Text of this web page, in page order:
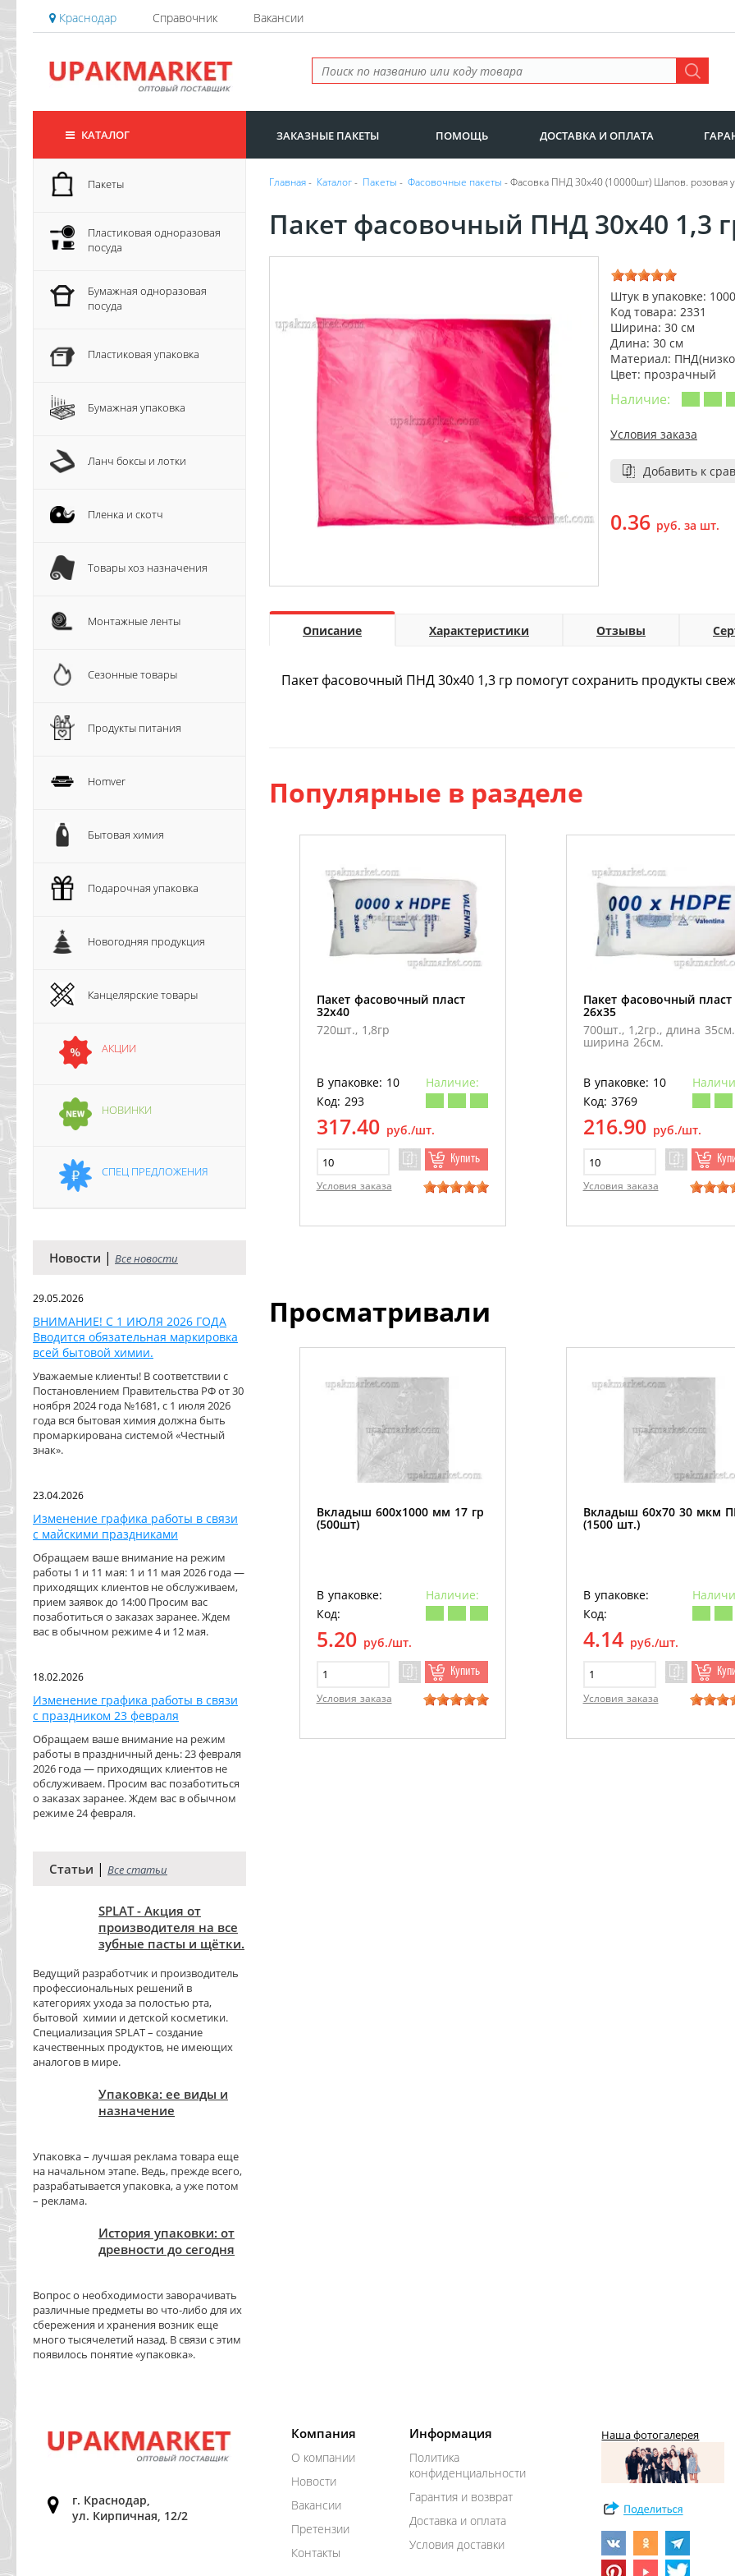
Краснодар Справочник Вакансии
КАТАЛОГ ЗАКАЗНЫЕ ПАКЕТЫ ПОМОЩЬ ДОСТАВКА И ОПЛАТА
Пакеты
Пластиковая одноразовая
посуда
Бумажная одноразовая
посуда
Пластиковая упаковка
Бумажная упаковка
Ланч боксы и лотки
Пленка и скотч
Товары хоз назначения
Монтажные ленты
Сезонные товары
Продукты питания
Homver
Бытовая химия
Подарочная упаковка
Новогодняя продукция
Канцелярские товары
АКЦИИ
НОВИНКИ
СПЕЦ ПРЕДЛОЖЕНИЯ
Новости | Все новости
29.05.2026
ВНИМАНИЕ! С 1 ИЮЛЯ 2026 ГОДА
Вводится обязательная маркировка
всей бытовой химии.
Уважаемые клиенты! В соответствии с
Постановлением Правительства РФ от 30
ноября 2024 года №1681, с 1 июля 2026
года вся бытовая химия должна быть
промаркирована системой «Честный
знак».
23.04.2026
Изменение графика работы в связи
с майскими праздниками
Обращаем ваше внимание на режим
работы 1 и 11 мая: 1 и 11 мая 2026 года —
приходящих клиентов не обслуживаем,
прием заявок до 14:00 Просим вас
позаботиться о заказах заранее. Ждем
вас в обычном режиме 4 и 12 мая.
18.02.2026
Изменение графика работы в связи
с праздником 23 февраля
Обращаем ваше внимание на режим
работы в праздничный день: 23 февраля
2026 года — приходящих клиентов не
обслуживаем. Просим вас позаботиться
о заказах заранее. Ждем вас в обычном
режиме 24 февраля.
Статьи | Все статьи
SPLAT - Акция от
производителя на все
зубные пасты и щётки.
Ведущий разработчик и производитель
профессиональных решений в
категориях ухода за полостью рта,
бытовой химии и детской косметики.
Специализация SPLAT – создание
качественных продуктов, не имеющих
аналогов в мире.
Упаковка: ее виды и
назначение
Упаковка – лучшая реклама товара еще
на начальном этапе. Ведь, прежде всего,
разрабатывается упаковка, а уже потом
– реклама.
История упаковки: от
древности до сегодня
Вопрос о необходимости заворачивать
различные предметы во что-либо для их
сбережения и хранения возник еще
много тысячелетий назад. В связи с этим
появилось понятие «упаковка».
Главная- Каталог- Пакеты - Фасовочные пакеты - Фасовка ПНД 30х40 (10000шт) Шапов. розовая
Пакет фасовочный ПНД 30х40 1,3
Штук в упаковке:
Код товара: 2331
Ширина: 30 см
Длина: 30 см
Материал:
Цвет: прозрачный
Наличие:
Условия заказа
Добавить к
0.36 руб. за шт.
Описание Характеристики Отзывы
Пакет фасовочный ПНД 30х40 1,3 гр помогут сохранить продукты
Популярные в разделе
Пакет фасовочный пласт
32х40
720шт., 1,8гр
В упаковке: 10
Наличие:
Код: 293
317.40 руб./шт.
Купить
Условия заказа
Пакет фасовочный пласт
26х35
700шт., 1,2гр., длина
ширина 26см.
В упаковке: 10
Код: 3769
216.90 руб./шт.
Условия заказа
Просматривали
Вкладыш 600х1000 мм 17 гр
(500шт)
В упаковке:
Наличие:
Код:
5.20 руб./шт.
Купить
Условия заказа
Вкладыш 60х70 30 мкм
(1500 шт.)
В упаковке:
Код:
4.14 руб./шт.
Условия заказа
г. Краснодар,
ул. Кирпичная, 12/2
Компания
О компании
Новости
Вакансии
Претензии
Контакты
Информация
Политика
конфиденциальности
Гарантия и возврат
Доставка и оплата
Условия доставки
Наша фотогалерея